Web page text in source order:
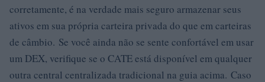
corretamente, é na verdade mais seguro armazenar seus
ativos em sua própria carteira privada do que em carteiras
de câmbio. Se você ainda não se sente confortável em usar
um DEX, verifique se o CATE está disponível em qualquer
outra central centralizada tradicional na guia acima. Caso